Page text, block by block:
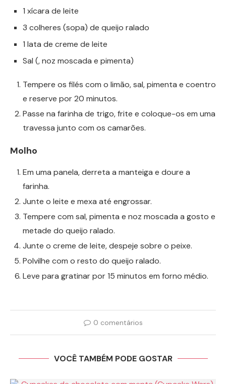
1 xícara de leite
3 colheres (sopa) de queijo ralado
1 lata de creme de leite
Sal (, noz moscada e pimenta)
Tempere os filés com o limão, sal, pimenta e coentro
e reserve por 20 minutos.
Passe na farinha de trigo, frite e coloque-os em uma
travessa junto com os camarões.
Molho
Em uma panela, derreta a manteiga e doure a
farinha.
Junte o leite e mexa até engrossar.
Tempere com sal, pimenta e noz moscada a gosto e
metade do queijo ralado.
Junte o creme de leite, despeje sobre o peixe.
Polvilhe com o resto do queijo ralado.
Leve para gratinar por 15 minutos em forno médio.
0 comentários
VOCÊ TAMBÉM PODE GOSTAR